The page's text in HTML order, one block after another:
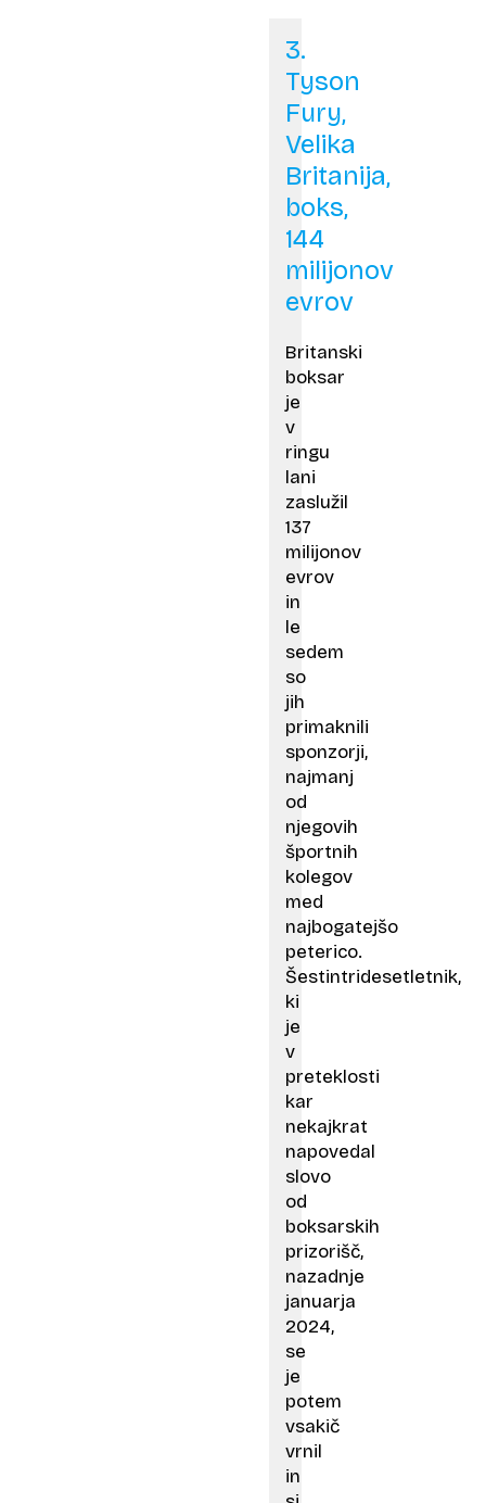
3.
Tyson
Fury,
Velika
Britanija,
boks,
144
milijonov
evrov
Britanski
boksar
je
v
ringu
lani
zaslužil
137
milijonov
evrov
in
le
sedem
so
jih
primaknili
sponzorji,
najmanj
od
njegovih
športnih
kolegov
med
najbogatejšo
peterico.
Šestintridesetletnik,
ki
je
v
preteklosti
kar
nekajkrat
napovedal
slovo
od
boksarskih
prizorišč,
nazadnje
januarja
2024,
se
je
potem
vsakič
vrnil
in